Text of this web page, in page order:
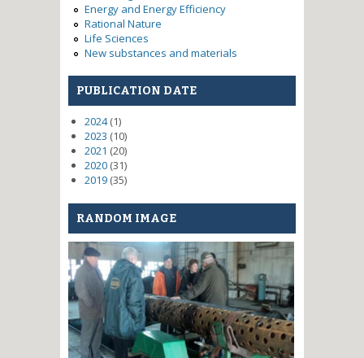
Energy and Energy Efficiency
Rational Nature
Life Sciences
New substances and materials
PUBLICATION DATE
2024(1)
2023 (10)
2021 (20)
2020 (31)
2019 (35)
RANDOM IMAGE